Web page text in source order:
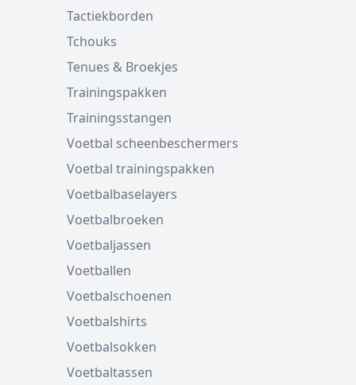
Tactiekborden
Tchouks
Tenues & Broekjes
Trainingspakken
Trainingsstangen
Voetbal scheenbeschermers
Voetbal trainingspakken
Voetbalbaselayers
Voetbalbroeken
Voetbaljassen
Voetballen
Voetbalschoenen
Voetbalshirts
Voetbalsokken
Voetbaltassen